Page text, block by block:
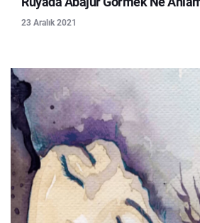
23 Aralık 2021